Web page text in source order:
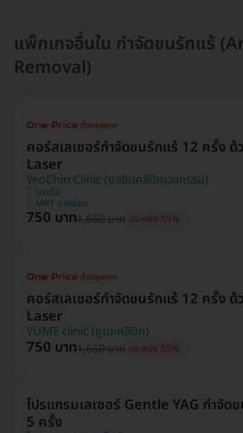
แพ็กเกจอื่นใน กำจัดขนรักแร้
Removal)
คอร์สเลเซอร์กำจัดขนรักแร้ 12 ครั้ง
Laser
YeoChin Clinic (ยอชินคลินิกเวชกรรม)
บางซื่อ
MRT บางซ่อน
750 บาท1,660 บาท ประหยัด 55%
คอร์สเลเซอร์กำจัดขนรักแร้ 12 ครั้ง
Laser
YUME clinic (ยูเมะคลินิก)
750 บาท1,660 บาท ประหยัด 55%
โปรแกรมเลเซอร์ Gentle YAG กำจัด
5 ครั้ง